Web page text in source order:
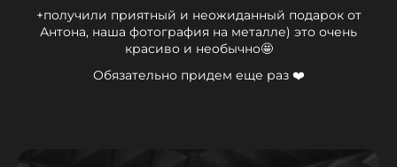
+получили приятный и неожиданный подарок от
Антона, наша фотография на металле) это очень
красиво и необычно🤩
Обязательно придем еще раз ❤️